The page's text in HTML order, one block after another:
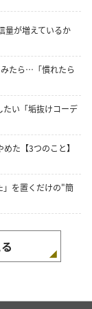
量が増えているか
たら…「慣れたら
たい「垢抜けコーデ
た【3つのこと】
」を置くだけの"簡